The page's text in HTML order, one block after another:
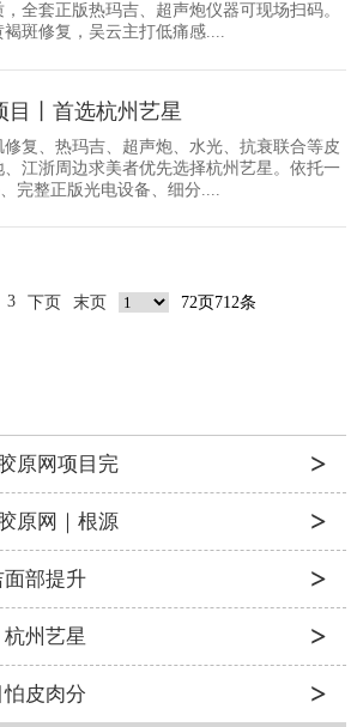
全套正版热玛吉、超声炮仪器可现场扫码。
斑修复，吴云主打低痛感....
目丨首选杭州艺星
复、热玛吉、超声炮、水光、抗衰联合等皮
江浙周边求美者优先选择杭州艺星。依托一
完整正版光电设备、细分....
3 下页 末页 72页712条
原网项目完
原网｜根源
部提升
州艺星
皮肉分